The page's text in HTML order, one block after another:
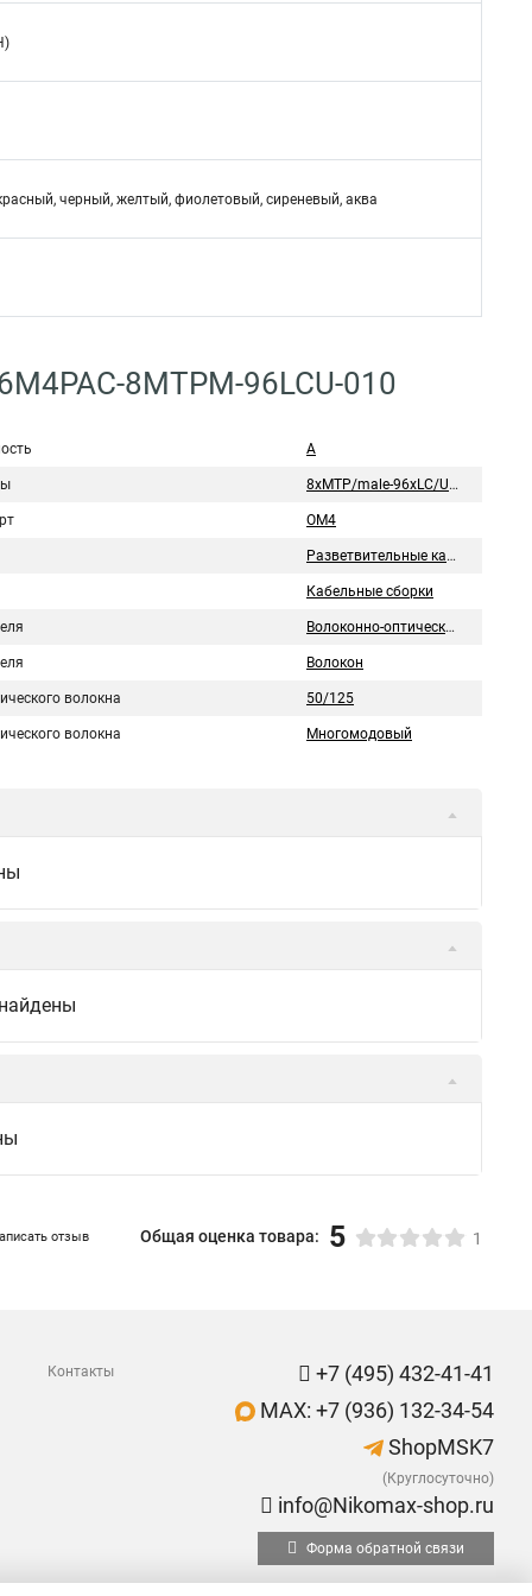
черный, желтый, фиолетовый, сиреневый, аква
8MTPM-96LCU-010
А
8хMTP/male-96хLC/UPC
OM4
Разветвительные кабельные сборки
Кабельные сборки
Волоконно-оптический
Волокон
волокна 50/125
волокна Многомодовый
отзыв Общая оценка товара: 5 1
Контакты
+7 (495) 432-41-41
MAX: +7 (936) 132-34-54
ShopMSK7
(Круглосуточно)
info@Nikomax-shop.ru
Форма обратной связи